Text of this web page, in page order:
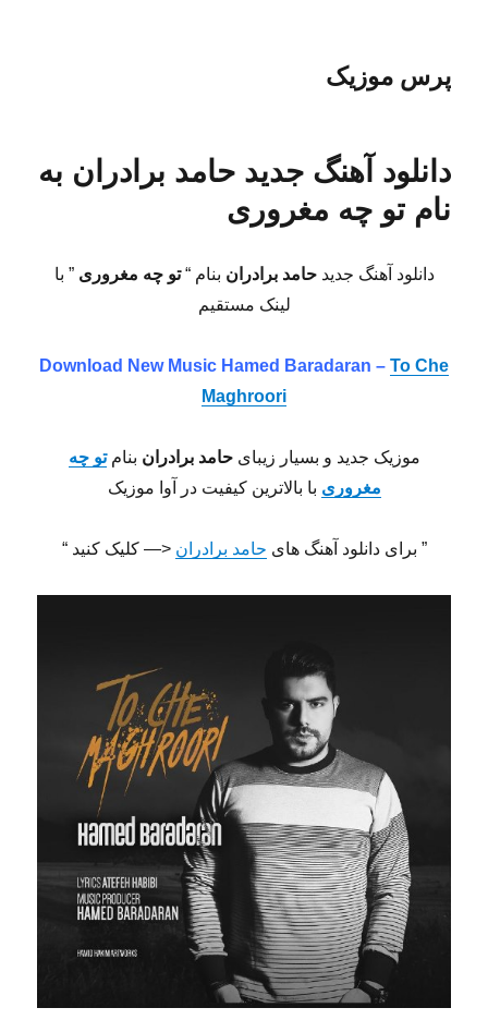
پرس موزیک
دانلود آهنگ جدید حامد برادران به
نام تو چه مغروری
دانلود آهنگ جدید حامد برادران بنام “تو چه مغروری” با
لینک مستقیم
Download New Music Hamed Baradaran – To Che
Maghroori
موزیک جدید و بسیار زیبایحامد برادران بنامتو چه
مغروری با بالاترین کیفیت در آوا موزیک
” برای دانلود آهنگ های حامد برادران <— کلیک کنید “